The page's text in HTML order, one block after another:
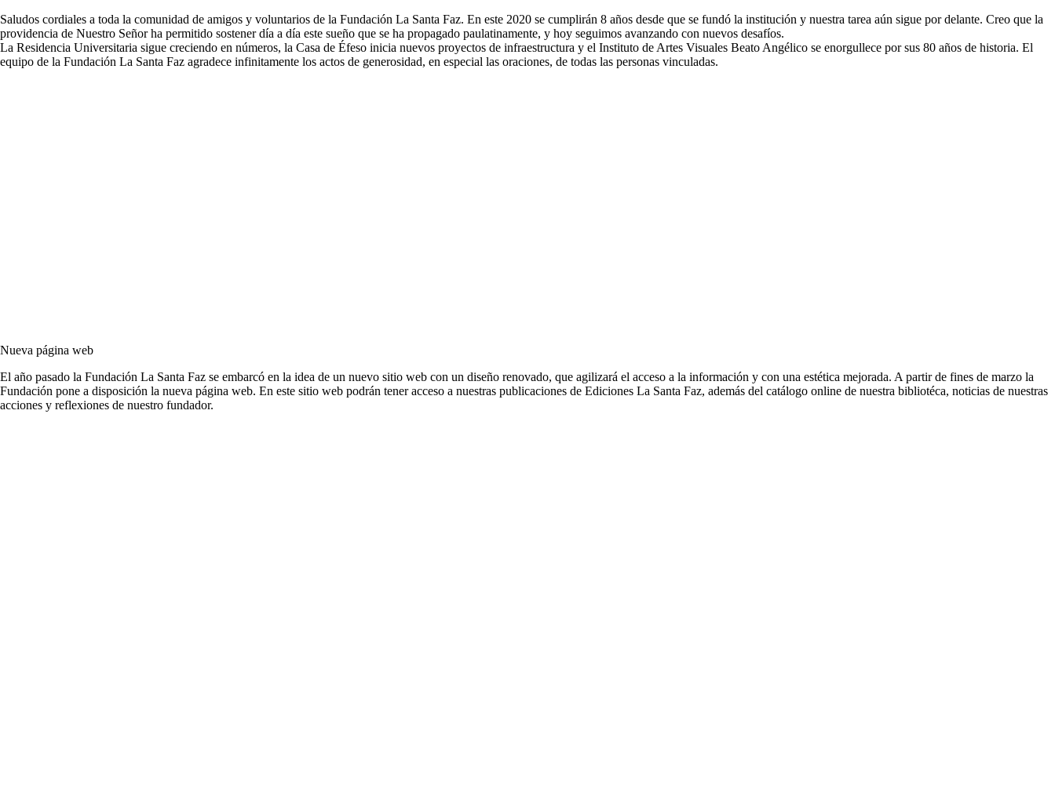
Saludos cordiales a toda la comunidad de amigos y voluntarios de la Fundación La Santa Faz. En este 2020 se cumplirán 8 años desde que se fundó la institución y nuestra tarea aún sigue por delante. Creo que la
providencia de Nuestro Señor ha permitido sostener día a día este sueño que se ha propagado paulatinamente, y hoy seguimos avanzando con nuevos desafíos.
La Residencia Universitaria sigue creciendo en números, la Casa de Éfeso inicia nuevos proyectos de infraestructura y el Instituto de Artes Visuales Beato Angélico se enorgullece por sus 80 años de historia. El
equipo de la Fundación La Santa Faz agradece infinitamente los actos de generosidad, en especial las oraciones, de todas las personas vinculadas.
Nueva página web
El año pasado la Fundación La Santa Faz se embarcó en la idea de un nuevo sitio web con un diseño renovado, que agilizará el acceso a la información y con una estética mejorada. A partir de fines de marzo la
Fundación pone a disposición la nueva página web. En este sitio web podrán tener acceso a nuestras publicaciones de Ediciones La Santa Faz, además del catálogo online de nuestra bibliotéca, noticias de nuestras
acciones y reflexiones de nuestro fundador.